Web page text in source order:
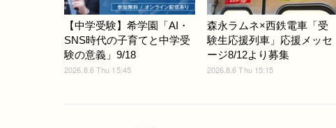
【中学受験】希学園「AI・
SNS時代の子育てと中学受
験の意義」9/18
2026.8.6 Thu 15:45
森永ラムネ×西鉄電車「受
験生応援列車」応援メッセ
ージ8/12より募集
2026.8.6 Thu 15:15